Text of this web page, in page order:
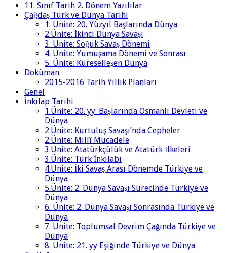
11. Sınıf Tarih 2. Dönem Yazılılar
Çağdaş Türk ve Dünya Tarihi
1. Ünite: 20. Yüzyıl Başlarında Dünya
2.Ünite: İkinci Dünya Savaşı
3. Ünite: Soğuk Savaş Dönemi
4. Ünite: Yumuşama Dönemi ve Sonrası
5. Ünite: Küreselleşen Dünya
Doküman
2015-2016 Tarih Yıllık Planları
Genel
İnkılap Tarihi
1.Ünite: 20. yy. Başlarında Osmanlı Devleti ve
Dünya
2.Ünite: Kurtuluş Savaşı’nda Cepheler
2.Ünite: Millî Mücadele
3.Ünite: Atatürkçülük ve Atatürk İlkeleri
3.Ünite: Türk İnkılabı
4.Ünite: İki Savaş Arası Dönemde Türkiye ve
Dünya
5.Ünite: 2. Dünya Savaşı Sürecinde Türkiye ve
Dünya
6. Ünite: 2. Dünya Savaşı Sonrasında Türkiye ve
Dünya
7. Ünite: Toplumsal Devrim Çağında Türkiye ve
Dünya
8. Ünite: 21. yy Eşiğinde Türkiye ve Dünya